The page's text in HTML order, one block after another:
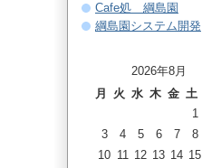
Cafe処 綱島園
綱島園システム開発
2026年8月
月
火 水 木 金 土
1
3
4 5 6 7 8
10 11 12 13 14 15